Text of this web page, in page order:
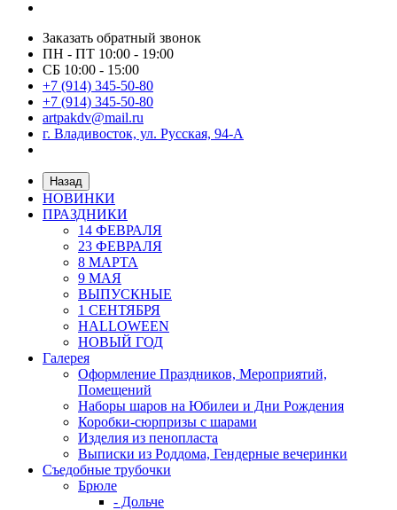
Заказать обратный звонок
ПН - ПТ 10:00 - 19:00
СБ 10:00 - 15:00
+7 (914) 345-50-80
+7 (914) 345-50-80
artpakdv@mail.ru
г. Владивосток, ул. Русская, 94-А
Назад
НОВИНКИ
ПРАЗДНИКИ
14 ФЕВРАЛЯ
23 ФЕВРАЛЯ
8 МАРТА
9 МАЯ
ВЫПУСКНЫЕ
1 СЕНТЯБРЯ
HALLOWEEN
НОВЫЙ ГОД
Галерея
Оформление Праздников, Мероприятий,
Помещений
Наборы шаров на Юбилеи и Дни Рождения
Коробки-сюрпризы с шарами
Изделия из пенопласта
Выписки из Роддома, Гендерные вечеринки
Съедобные трубочки
Брюле
- Дольче